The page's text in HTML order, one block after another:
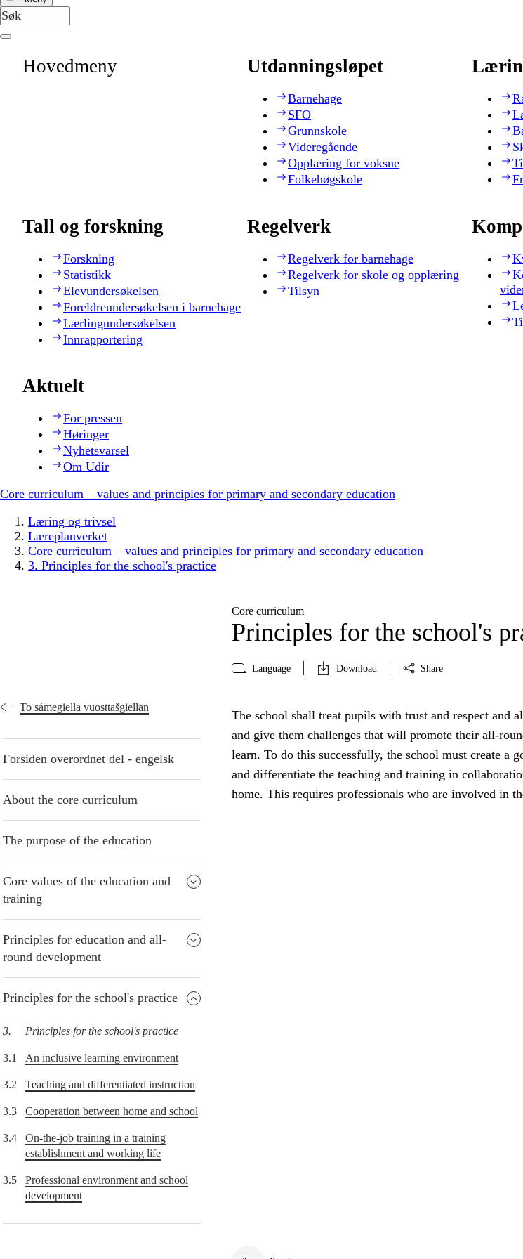
Hovedmeny Utdanningsløpet
Barnehage
SFO
Grunnskole
Videregående
Opplæring for voksne
Folkehøgskole
Tall og forskning
Forskning
Statistikk
Elevundersøkelsen
Foreldreundersøkelsen i barnehage
Lærlingundersøkelsen
Innrapportering
Regelverk
Regelverk for barnehage
Regelverk for skole og opplæring
Tilsyn
Aktuelt
For pressen
Høringer
Nyhetsvarsel
Om Udir
Core curriculum – values and principles for primary and secondary education
Læring og trivsel
Læreplanverket
Core curriculum – values and principles for primary and secondary education
3. Principles for the school's practice
Core curriculum
Principles for the school's
Language Download Share
To sámegiella vuosttašgiellan
Forsiden overordnet del - engelsk
About the core curriculum
The purpose of the education
Core values of the education and
training
Principles for education and all-
round development
Principles for the school's practice
3. Principles for the school's practice
3.1 An inclusive learning environment
3.2 Teaching and differentiated instruction
3.3 Cooperation between home and school
3.4
On-the-job training in a training
establishment and working life
3.5
Professional environment and school
development
The school shall treat pupils with trust and respect and
and give them challenges that will promote their all-
learn. To do this successfully, the school must create a
and differentiate the teaching and training in
home. This requires professionals who are involved in